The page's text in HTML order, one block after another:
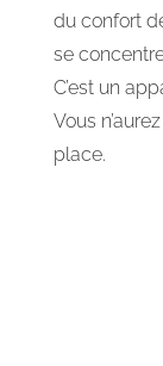
du confort
se
C’est un
Vous
place.